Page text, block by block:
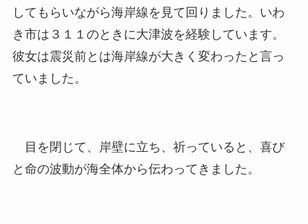
してもらいながら海岸線を見て回りました。いわ
き市は３１１のときに大津波を経験しています。
彼女は震災前とは海岸線が大きく変わったと言っ
ていました。
目を閉じて、岸壁に立ち、祈っていると、喜び
と命の波動が海全体から伝わってきました。